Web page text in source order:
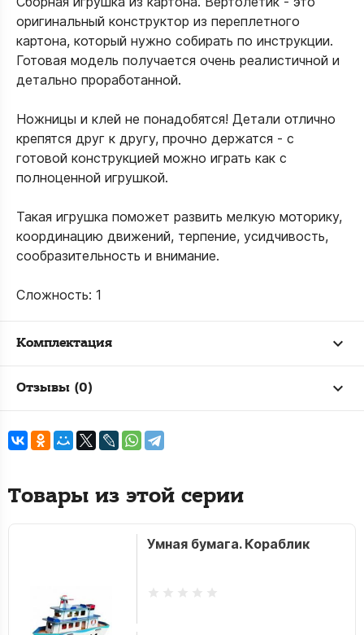
оригинальный конструктор из переплетного
картона, который нужно собирать по инструкции.
Готовая модель получается очень реалистичной и
детально проработанной.
Ножницы и клей не понадобятся! Детали отлично
крепятся друг к другу, прочно держатся - с
готовой конструкцией можно играть как с
полноценной игрушкой.
Такая игрушка поможет развить мелкую моторику,
координацию движений, терпение, усидчивость,
сообразительность и внимание.
Сложность: 1
Комплектация
Отзывы (0)
Товары из этой серии
Умная бумага. Кораблик